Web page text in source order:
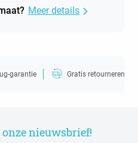
Meer details
garantie Gratis retourneren
nieuwsbrief!